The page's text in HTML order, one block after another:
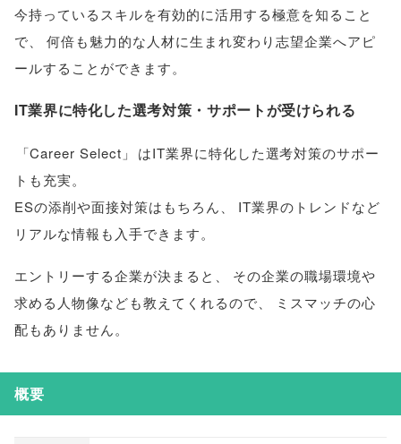
今持っているスキルを有効的に活用する極意を知ること
で
何倍も魅力的な人材に生まれ変わり志望企業へアピ
ールすることができます。
IT業界に特化した選考対策・サポートが受けられる
「Career Select 」
はIT業界に特化した選考対策のサポー
トも充実。
ESの添削や面接対策はもちろん、
IT業界のトレンドなど
リアルな情報も入手できます。
エントリーする企業が決まると 、
その企業の職場環境や
求める人物像なども教えてくれるので、
ミスマッチの心
配もありません。
概要